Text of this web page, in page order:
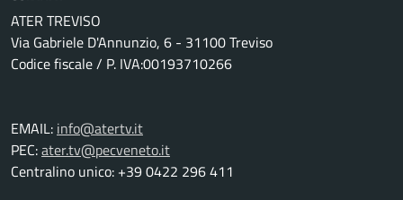
ATER TREVISO
Via Gabriele D'Annunzio, 6 - 31100 Treviso
Codice fiscale / P. IVA:00193710266
EMAIL: info@atertv.it
PEC:ater.tv@pecveneto.it
Centralino unico: +39 0422 296 411